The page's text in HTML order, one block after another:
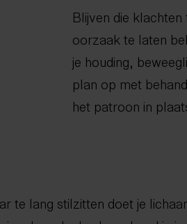
Blijven die
oorzaak te laten
je houding,
plan op met
het patroon in
te lang stilzitten doet je